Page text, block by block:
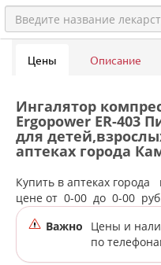
Цены Описание
Ингалятор
Ergopower ER-403
для
аптеках города
Купить в аптеках города
цене от 0-00 до 0-00
Важно
Цены и
по